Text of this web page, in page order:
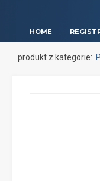
HOME
produkt z kategorie: